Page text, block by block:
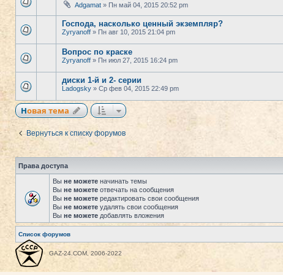
Adgamat » Пн май 04, 2015 20:52 pm
Господа, насколько ценный экземпляр?
Zyryanoff » Пн авг 10, 2015 21:04 pm
Вопрос по краске
Zyryanoff » Пн июл 27, 2015 16:24 pm
диски 1-й и 2- серии
Ladogsky » Ср фев 04, 2015 22:49 pm
Новая тема
Вернуться к списку форумов
Права доступа
Вы не можете начинать темы
Вы не можете отвечать на сообщения
Вы не можете редактировать свои сообщения
Вы не можете удалять свои сообщения
Вы не можете добавлять вложения
Список форумов
GAZ-24.COM, 2006-2022